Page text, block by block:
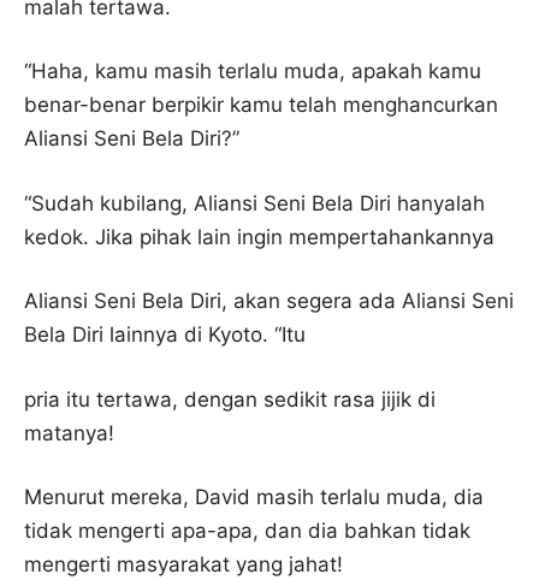
malah tertawa.
“Haha, kamu masih terlalu muda, apakah kamu
benar-benar berpikir kamu telah menghancurkan
Aliansi Seni Bela Diri?”
“Sudah kubilang, Aliansi Seni Bela Diri hanyalah
kedok. Jika pihak lain ingin mempertahankannya
Aliansi Seni Bela Diri, akan segera ada Aliansi Seni
Bela Diri lainnya di Kyoto. “Itu
pria itu tertawa, dengan sedikit rasa jijik di
matanya!
Menurut mereka, David masih terlalu muda, dia
tidak mengerti apa-apa, dan dia bahkan tidak
mengerti masyarakat yang jahat!